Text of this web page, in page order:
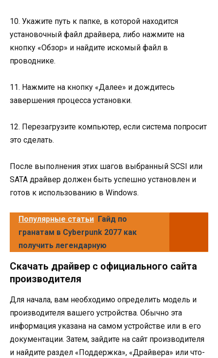
10. Укажите путь к папке, в которой находится
установочный файл драйвера, либо нажмите на
кнопку «Обзор» и найдите искомый файл в
проводнике.
11. Нажмите на кнопку «Далее» и дождитесь
завершения процесса установки.
12. Перезагрузите компьютер, если система попросит
это сделать.
После выполнения этих шагов выбранный SCSI или
SATA драйвер должен быть успешно установлен и
готов к использованию в Windows.
Популярные статьи Гайд по
гранатам в Cyberpunk 2077 как
получить легендарную
Скачать драйвер с официального сайта
производителя
Для начала, вам необходимо определить модель и
производителя вашего устройства. Обычно эта
информация указана на самом устройстве или в его
документации. Затем, зайдите на сайт производителя
и найдите раздел «Поддержка», «Драйвера» или что-